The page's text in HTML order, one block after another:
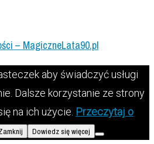
– MagiczneLata90.pl
aby świadczyć usługi
Dalsze korzystanie ze strony
na ich użycie. Przeczytaj o
Dowiedz się więcej